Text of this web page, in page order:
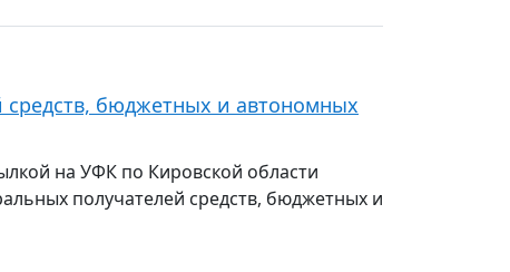
бюджетных и автономных
на УФК по Кировской области
получателей средств, бюджетных и